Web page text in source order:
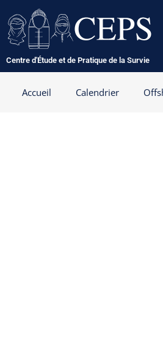
au
contenu
Centre d'Étude et de Pratique de la Survie
Accueil Calendrier